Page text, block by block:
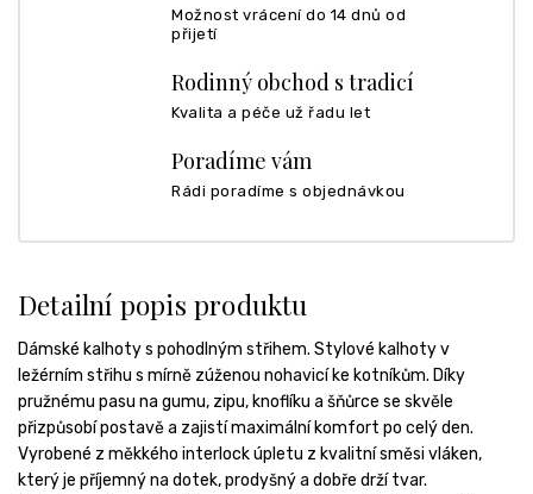
Možnost vrácení do 14 dnů od
přijetí
Rodinný obchod s tradicí
Kvalita a péče už řadu let
Poradíme vám
Rádi poradíme s objednávkou
Detailní popis produktu
Dámské kalhoty s pohodlným střihem. Stylové kalhoty v
ležérním střihu s mírně zúženou nohavicí ke kotníkům. Díky
pružnému pasu na gumu, zipu, knoflíku a šňůrce se skvěle
přizpůsobí postavě a zajistí maximální komfort po celý den.
Vyrobené z měkkého interlock úpletu z kvalitní směsi vláken,
který je příjemný na dotek, prodyšný a dobře drží tvar.